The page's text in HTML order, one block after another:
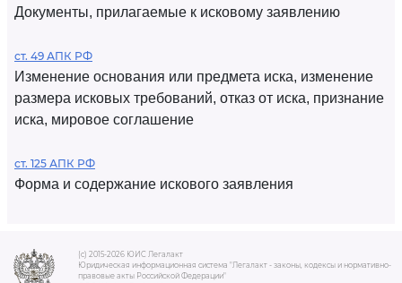
Документы, прилагаемые к исковому заявлению
ст. 49 АПК РФ
Изменение основания или предмета иска, изменение
размера исковых требований, отказ от иска, признание
иска, мировое соглашение
ст. 125 АПК РФ
Форма и содержание искового заявления
(c) 2015-2026 ЮИС Легалакт
Юридическая информационная система "Легалакт - законы, кодексы и нормативно-
правовые акты Российской Федерации"